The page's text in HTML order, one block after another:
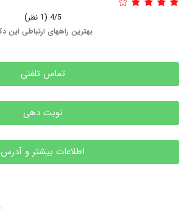
بهترین راههای ارتباطی این دکتر
تماس تلفنی
نوبت دهی
اطلاعات بیشتر و آدرس